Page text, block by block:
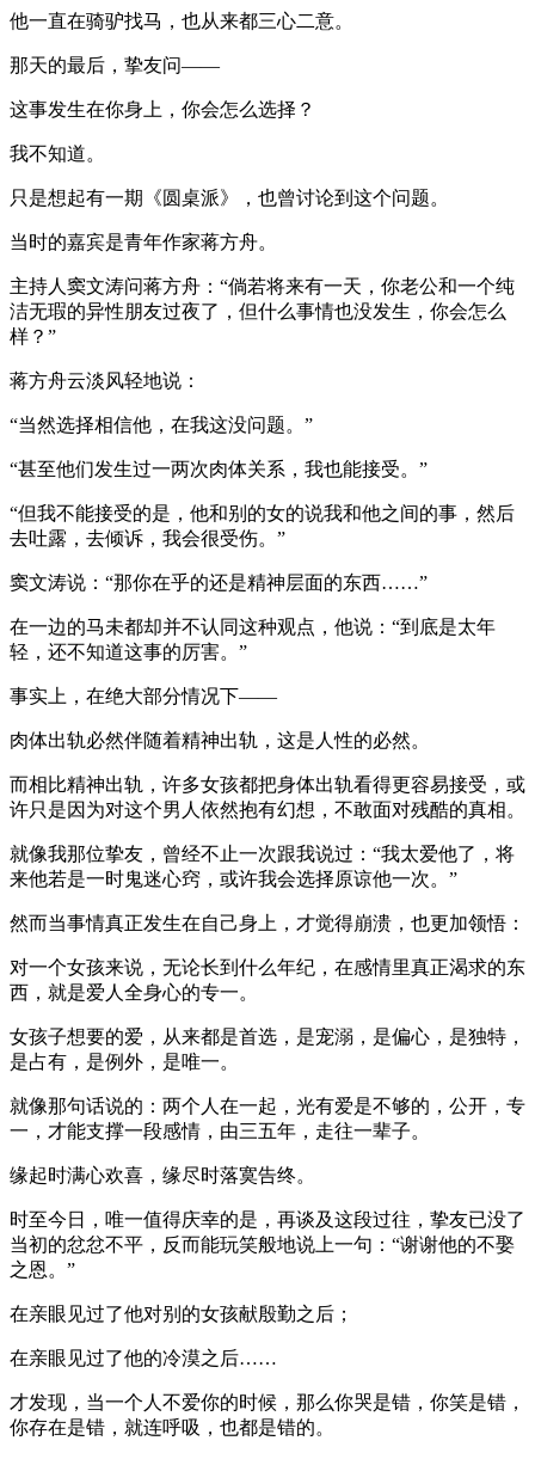
他一直在骑驴找马，也从来都三心二意。
那天的最后，挚友问——
这事发生在你身上，你会怎么选择？
我不知道。
只是想起有一期《圆桌派》，也曾讨论到这个问题。
当时的嘉宾是青年作家蒋方舟。
主持人窦文涛问蒋方舟：“倘若将来有一天，你老公和一个纯
洁无瑕的异性朋友过夜了，但什么事情也没发生，你会怎么
样？”
蒋方舟云淡风轻地说：
“当然选择相信他，在我这没问题。”
“甚至他们发生过一两次肉体关系，我也能接受。”
“但我不能接受的是，他和别的女的说我和他之间的事，然后
去吐露，去倾诉，我会很受伤。”
窦文涛说：“那你在乎的还是精神层面的东西……”
在一边的马未都却并不认同这种观点，他说：“到底是太年
轻，还不知道这事的厉害。”
事实上，在绝大部分情况下——
肉体出轨必然伴随着精神出轨，这是人性的必然。
而相比精神出轨，许多女孩都把身体出轨看得更容易接受，或
许只是因为对这个男人依然抱有幻想，不敢面对残酷的真相。
就像我那位挚友，曾经不止一次跟我说过：“我太爱他了，将
来他若是一时鬼迷心窍，或许我会选择原谅他一次。”
然而当事情真正发生在自己身上，才觉得崩溃，也更加领悟：
对一个女孩来说，无论长到什么年纪，在感情里真正渴求的东
西，就是爱人全身心的专一。
女孩子想要的爱，从来都是首选，是宠溺，是偏心，是独特，
是占有，是例外，是唯一。
就像那句话说的：两个人在一起，光有爱是不够的，公开，专
一，才能支撑一段感情，由三五年，走往一辈子。
缘起时满心欢喜，缘尽时落寞告终。
时至今日，唯一值得庆幸的是，再谈及这段过往，挚友已没了
当初的忿忿不平，反而能玩笑般地说上一句：“谢谢他的不娶
之恩。”
在亲眼见过了他对别的女孩献殷勤之后；
在亲眼见过了他的冷漠之后……
才发现，当一个人不爱你的时候，那么你哭是错，你笑是错，
你存在是错，就连呼吸，也都是错的。